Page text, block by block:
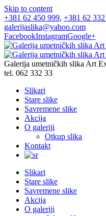
Skip to content
+381 62 450 999, +381 62
galerijaslika@yahoo.com
FacebookInstagramGoogle+
Galerija umetničkih slika Art
tel. 062 332 33
Slikari
Stare slike
Savremene slike
Akcija
O galeriji
Otkup slika
Kontakt
Slikari
Stare slike
Savremene slike
Akcija
O galeriji